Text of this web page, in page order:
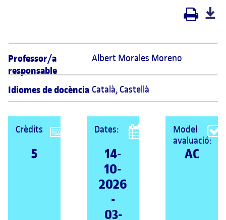
Professor/a
responsable
Albert Morales Moreno
Idiomes de docència Català, Castellà
Crèdits
5
Dates:
14-
10-
2026
-
03-
Model
avaluació:
AC